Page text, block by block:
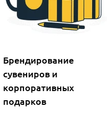
Брендирование
сувениров и
корпоративных
подарков